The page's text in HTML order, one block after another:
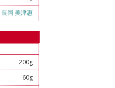
長岡 美津惠
200g
60g